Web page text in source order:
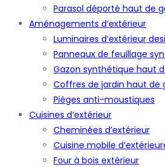
Parasol déporté haut de
Aménagements d’extérieur
Luminaires d’extérieur
Panneaux de feuillage
Gazon synthétique haut
Coffres de jardin haut de
Pièges anti-moustiques
Cuisines d’extérieur
Cheminées d’extérieur
Cuisine mobile
Four à bois extérieur